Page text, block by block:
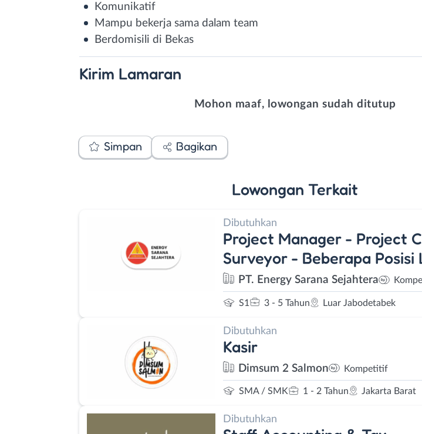
Komunikatif
Mampu bekerja sama dalam team
Berdomisili di Bekas
Kirim Lamaran
Mohon maaf, lowongan sudah ditutup
Simpan Bagikan
Lowongan Terkait
Dibutuhkan
Project Manager - Project
Surveyor - Beberapa Posisi
PT. Energy Sarana Sejahtera
S1 3 - 5 Tahun Luar Jabodetabek
Dibutuhkan
Kasir
Dimsum 2 Salmon Kompetitif
SMA / SMK 1 - 2 Tahun Jakarta Barat
Dibutuhkan